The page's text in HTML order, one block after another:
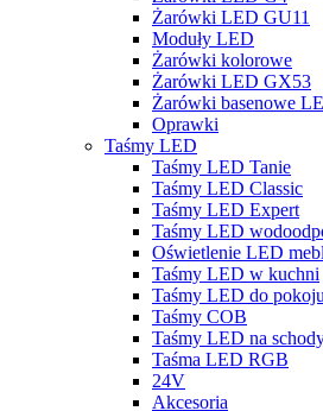
Żarówki LED GU11
Moduły LED
Żarówki kolorowe
Żarówki LED GX53
Żarówki basenowe
Oprawki
Taśmy LED
Taśmy LED Tanie
Taśmy LED Classic
Taśmy LED Expert
Taśmy LED
Oświetlenie LED
Taśmy LED w kuchni
Taśmy LED do pokoju
Taśmy COB
Taśmy LED na
Taśma LED RGB
24V
Akcesoria